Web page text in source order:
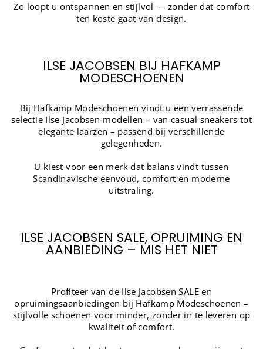
Zo loopt u ontspannen en stijlvol — zonder dat comfort
ten koste gaat van design.
ILSE JACOBSEN BIJ HAFKAMP
MODESCHOENEN
Bij Hafkamp Modeschoenen vindt u een verrassende
selectie Ilse Jacobsen-modellen – van casual sneakers tot
elegante laarzen – passend bij verschillende
gelegenheden.
U kiest voor een merk dat balans vindt tussen
Scandinavische eenvoud, comfort en moderne
uitstraling.
ILSE JACOBSEN SALE, OPRUIMING EN
AANBIEDING – MIS HET NIET
Profiteer van de Ilse Jacobsen SALE en
opruimingsaanbiedingen bij Hafkamp Modeschoenen –
stijlvolle schoenen voor minder, zonder in te leveren op
kwaliteit of comfort.